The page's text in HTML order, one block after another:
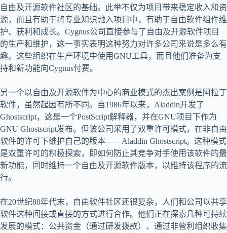
自由及开源软件社区的基础。此举不仅为项目带来稳定收入和资
源，而且有助于将专业知识融入项目中，有助于自由软件组件维
护、获利和成长。Cygnus公司直接参与了自由及开源软件项目
的生产和维护，这一事实表明这种努力对许多公司来说是多么有
趣。这些组织在生产环境中使用GNU工具，而且他们准备为支
持和新功能向Cygnus付费。
另一个以自由及开源软件为中心的商业模式的杰出案例是阿拉丁
软件，虽然起因有所不同。自1986年以来，Aladdin开发了
Ghostscript，这是一个PostScript解释器，并在GNU项目下作为
GNU Ghostscript发布。但该公司采用了双重许可模式，在非自由
软件的许可下维护自己的版本——Aladdin Ghostscript。这种模式
是双重许可的积极探索，即如何防止其竞争对手使用该软件的最
新功能，同时维持一个自由及开源软件版本，以维持该程序的流
行。
在20世纪80年代末，自由软件社区还很复杂，人们和公司以共享
软件这种间接或直接的方式进行合作。他们正在探索几种可持续
发展的模式：公共资金（通过研发拨款）、通过非营利组织收集